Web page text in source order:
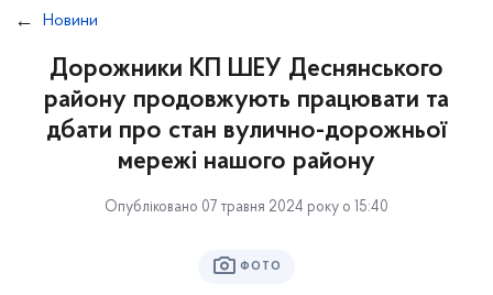
Новини
Дорожники КП ШЕУ Деснянського
району продовжують працювати та
дбати про стан вулично-дорожньої
мережі нашого району
Опубліковано 07 травня 2024 року о 15:40
ФОТО